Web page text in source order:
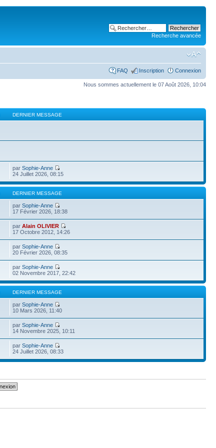
Recherche avancée
FAQ Inscription Connexion
Nous sommes actuellement le 07 Août 2026, 10:04
DERNIER MESSAGE
parSophie-Anne
24 Juillet 2026, 08:15
DERNIER MESSAGE
parSophie-Anne
17 Février 2026, 18:38
parAlain OLIVIER
17 Octobre 2012, 14:26
parSophie-Anne
20 Février 2026, 08:35
parSophie-Anne
02 Novembre 2017, 22:42
DERNIER MESSAGE
parSophie-Anne
10 Mars 2026, 11:40
parSophie-Anne
14 Novembre 2025, 10:11
parSophie-Anne
24 Juillet 2026, 08:33